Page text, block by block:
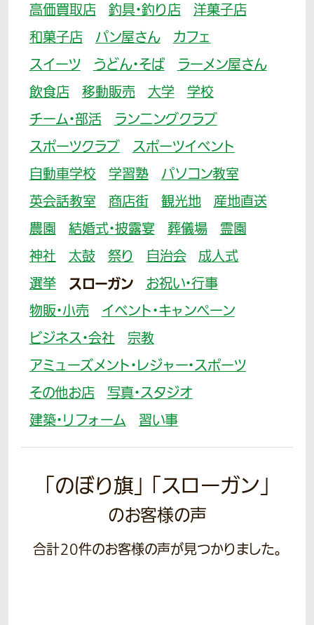
高価買取店
釣具・釣り店
洋菓子店
和菓子店
パン屋さん
カフェ
スイーツ
うどん・そば
ラーメン屋さん
飲食店
移動販売 大学
学校
チーム・部活
ランニングクラブ
スポーツクラブ
スポーツイベント
自動車学校
学習塾
パソコン教室
英会話教室
商店街 観光地
産地直送
農園
結婚式・披露宴 葬儀場
霊園
神社
太鼓 祭り 自治会
成人式
選挙
スローガン
お祝い・行事
物販・小売
イベント・キャンペーン
ビジネス・会社
宗教
アミューズメント・レジャー・スポーツ
その他お店
写真・スタジオ
建築・リフォーム
習い事
「のぼり旗」 「スローガン」
のお客様の声
合計20件のお客様の声が見つかりました。